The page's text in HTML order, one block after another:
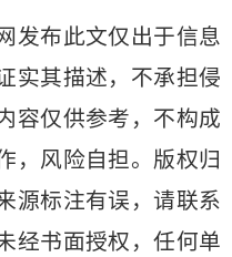
布此文仅出于信息
实其描述，不承担侵
容仅供参考，不构成
，风险自担。版权归
源标注有误，请联系
经书面授权，任何单